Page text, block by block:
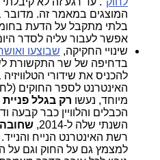
המוצגים במאמר זה. מדובר
בלתי מתקבל על הדעת
אפשר לעבור עליה לסדר
שינויי החקיקה, שבוצעו
בדחיפה של שר התקשורת
האינטרנט לספר החוקים
מיוחד, נעשו רק בגלל פניית yes לשר אטיאס.
הכבלים והלוויין כבר קבעה
השנתי שלה ל-2014,
שחובה
למצמץ גם על החוק וגם על